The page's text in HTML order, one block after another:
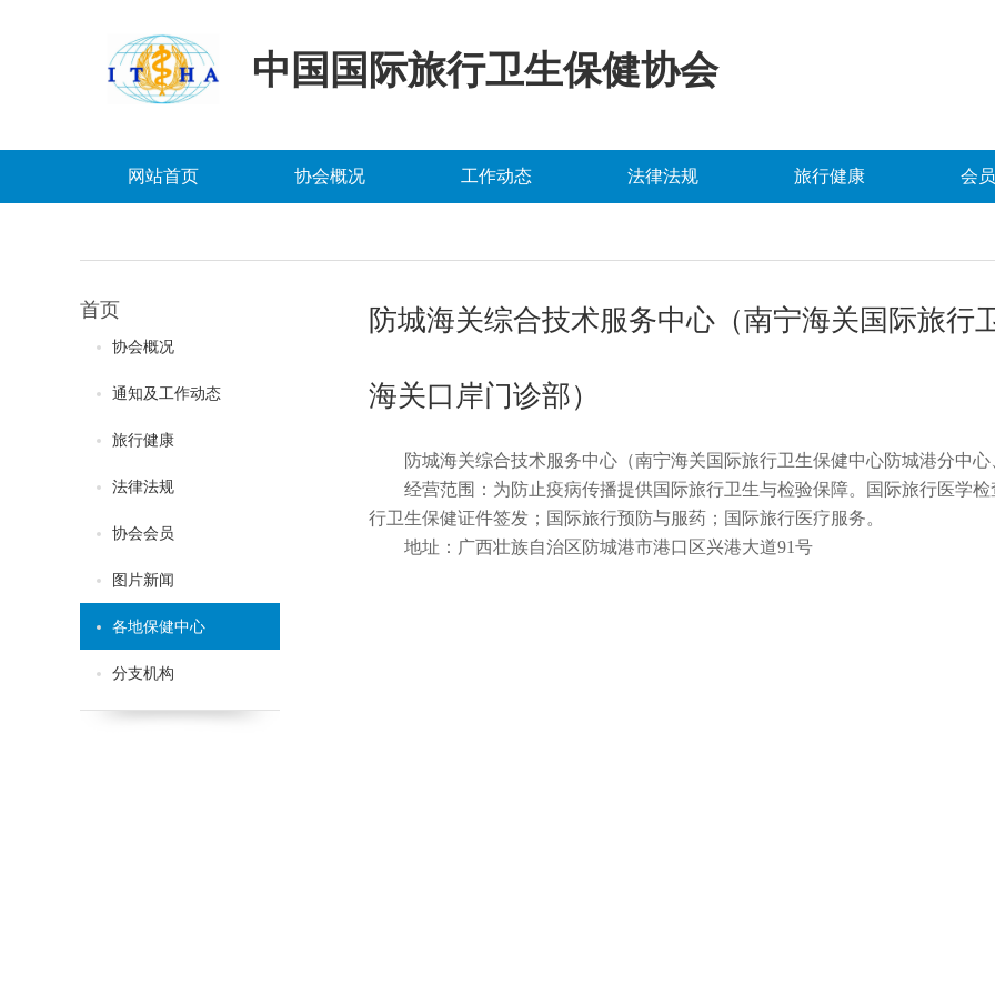
中国国际旅行卫生保健协会
网站首页 协会概况 工作动态 法律法规 旅行健康 会
首页
协会概况
通知及工作动态
旅行健康
法律法规
协会会员
图片新闻
各地保健中心
分支机构
防城海关综合技术服务中心（南宁海关国际旅行
海关口岸门诊部）
防城海关综合技术服务中心（南宁海关国际旅行卫生保健中心防城港分中
经营范围：为防止疫病传播提供国际旅行卫生与检验保障。国际旅行医学
行卫生保健证件签发；国际旅行预防与服药；国际旅行医疗服务。
地址：广西壮族自治区防城港市港口区兴港大道91号